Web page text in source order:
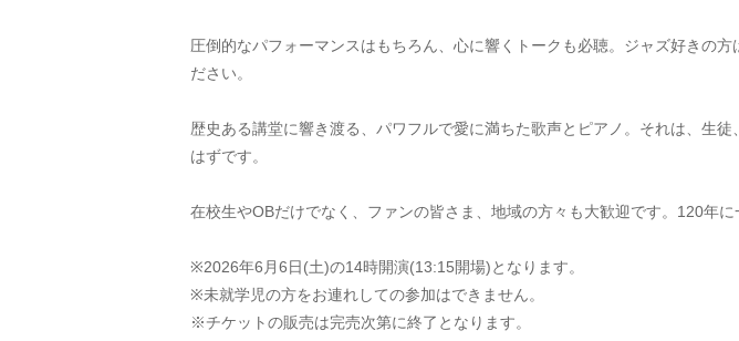
圧倒的なパフォーマンスはもちろん、心に響くトークも必聴。ジャズ好きの
ださい。
歴史ある講堂に響き渡る、パワフルで愛に満ちた歌声とピアノ。それは、生
はずです。
在校生やOBだけでなく、ファンの皆さま、地域の方々も大歓迎です。120年に
※2026年6月6日(土)の14時開演(13:15開場)となります。
※未就学児の方をお連れしての参加はできません。
※チケットの販売は完売次第に終了となります。